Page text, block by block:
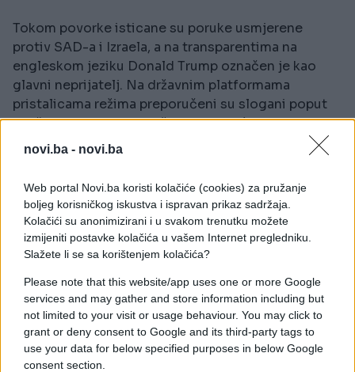
novi.ba - novi.ba
Web portal Novi.ba koristi kolačiće (cookies) za pružanje
boljeg korisničkog iskustva i ispravan prikaz sadržaja.
Kolačići su anonimizirani i u svakom trenutku možete
izmijeniti postavke kolačića u vašem Internet pregledniku.
Slažete li se sa korištenjem kolačića?
Please note that this website/app uses one or more Google
services and may gather and store information including but
not limited to your visit or usage behaviour. You may click to
grant or deny consent to Google and its third-party tags to
use your data for below specified purposes in below Google
consent section.
Tokom povorke isticane su poruke usmjerene
protiv SAD-a i Izraela, a na transparentima na
engleskom jeziku Donald Trump označen je kao
glavni neprijatelj. Na državnim platformama
pristalicama režima preporučeni su slogani poput
"Naša osveta je neizbježna" i "Platit će skupo".
Jedan od učesnika poručio je da će se "znaci
zvaničnici priznaju da među tvrdolinijašima postoji
snažan bijes zbog sporazuma sa Sjedinjenim
Državama, za koji smatraju da je doveo do smrti
Hamneija.
Istovremeno, nova iranska vlast suočava se s
teškom ekonomskom situacijom i nastavlja
pregovore sa Zapadom u nadi da će ublažavanje
sankcija pomoći oporavku zemlje.